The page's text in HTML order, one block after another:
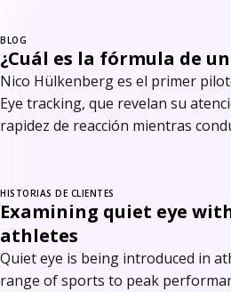
BLOG
¿Cuál es la fórmula de
Nico Hülkenberg es el primer
Eye tracking, que revelan su
rapidez de reacción mientras
HISTORIAS DE CLIENTES
Examining quiet eye
athletes
Quiet eye is being introduced in
range of sports to peak